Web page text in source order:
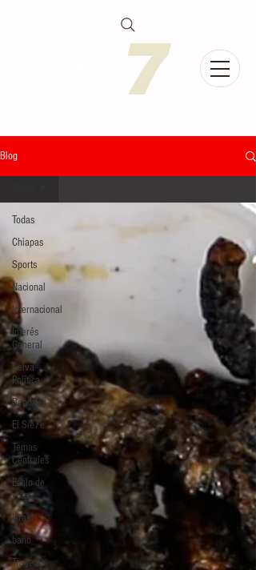
Blog
Todas
Chiapas
Sports
Nacional
Internacional
Interés
General
Selva
Política
Deportes
El Sie7e
Temas
Centrales
Estilo de
vida
Israel
bano
Tragedia